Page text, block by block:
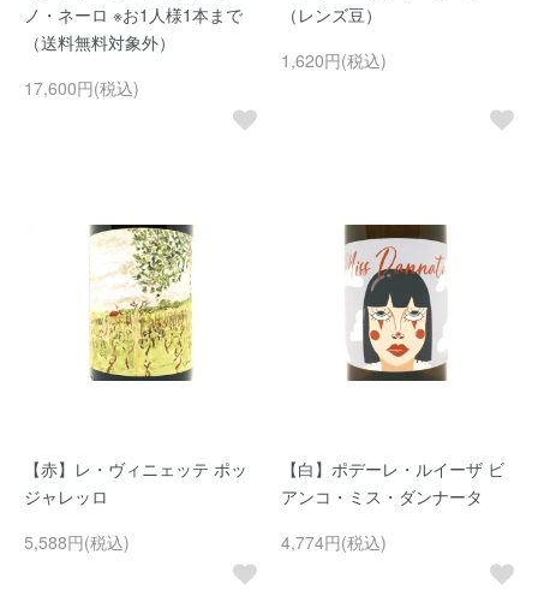
ノ・ネーロ ※お1人様1本まで
（送料無料対象外）
17,600円(税込)
（レンズ豆）
1,620円(税込)
【赤】レ・ヴィニェッテ ポッ
ジャレッロ
5,588円(税込)
【白】ポデーレ・ルイーザ ビ
アンコ・ミス・ダンナータ
4,774円(税込)